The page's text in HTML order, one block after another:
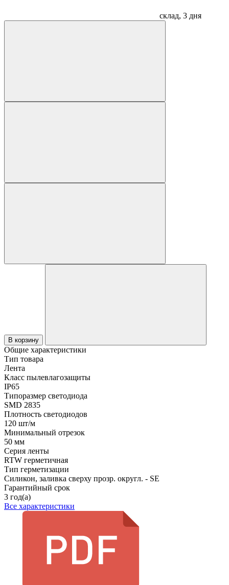
склад, 3 дня
В корзину
Общие характеристики
Тип товара
Лента
Класс пылевлагозащиты
IP65
Типоразмер светодиода
SMD 2835
Плотность светодиодов
120 шт/м
Минимальный отрезок
50 мм
Серия ленты
RTW герметичная
Тип герметизации
Силикон, заливка сверху прозр. округл. - SE
Гарантийный срок
3 год(а)
Все характеристики